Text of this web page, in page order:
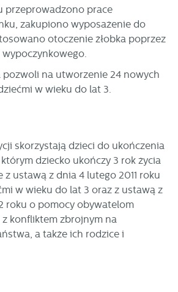
przeprowadzono prace
zakupiono wyposażenie do
otoczenie żłobka poprzez
pozwoli na utworzenie 24 nowych
w wieku do lat 3.
skorzystają dzieci do ukończenia
dziecko ukończy 3 rok życia
z ustawą z dnia 4 lutego 2011 roku
w wieku do lat 3 oraz z ustawą z
roku o pomocy obywatelom
z konfliktem zbrojnym na
a także ich rodzice i